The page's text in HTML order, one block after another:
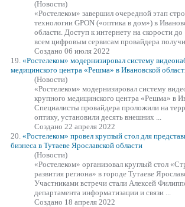
(Новости)
«Ростелеком» завершил очередной этап
технологии GPON («оптика в дом») в
области. Доступ к интернету на скорости
всем цифровым сервисам провайдера
Создано 06 июля 2022
19. «Ростелеком» модернизировал систему
медицинского центра «Решма» в Ивановской
(Новости)
«Ростелеком» модернизировал систему
крупного медицинского центра «Решма» в
Специалисты провайдера проложили на
оптику, установили десять внешних ...
Создано 22 апреля 2022
20. «Ростелеком» провел круглый стол для
бизнеса в Тутаеве Ярославской области
(Новости)
«Ростелеком» организовал круглый стол
развития региона» в городе Тутаеве
Участниками встречи стали Алексей
департамента информатизации и связи ...
Создано 18 апреля 2022